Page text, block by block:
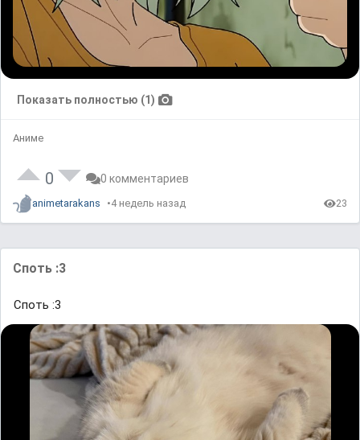
Показать полностью (1)
Аниме
0 0 комментариев
animetarakans 4 недель назад 23
Споть :3
Споть :3